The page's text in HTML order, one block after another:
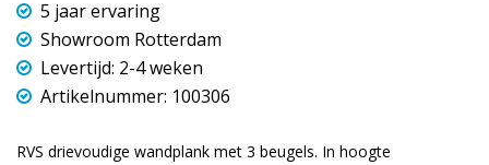
5 jaar ervaring
Showroom Rotterdam
Levertijd: 2-4 weken
Artikelnummer: 100306
RVS drievoudige wandplank met 3 beugels. In hoogte